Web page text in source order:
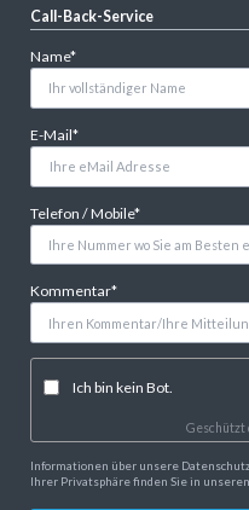
Call-Back-Service
Pflichtfeld
Name*
Pflichtfeld
E-Mail*
Pflichtfeld
Telefon / Mobile*
Pflichtfeld
Kommentar*
Ich bin kein Bot.
Informationen über unsere
Ihrer Privatsphäre finden Sie in unseren